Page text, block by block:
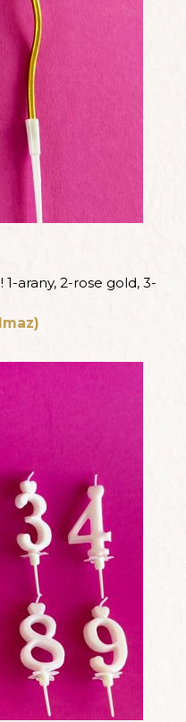
arany, 2-rose gold, 3-